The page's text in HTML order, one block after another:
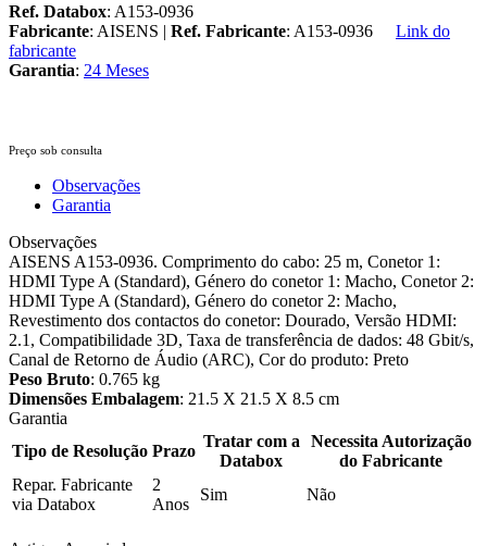
Ref. Databox: A153-0936
Fabricante: AISENS | Ref. Fabricante: A153-0936
Link do
fabricante
Garantia: 24 Meses
Preço sob consulta
Observações
Garantia
Observações
AISENS A153-0936. Comprimento do cabo: 25 m, Conetor 1:
HDMI Type A (Standard), Género do conetor 1: Macho, Conetor 2:
HDMI Type A (Standard), Género do conetor 2: Macho,
Revestimento dos contactos do conetor: Dourado, Versão HDMI:
2.1, Compatibilidade 3D, Taxa de transferência de dados: 48 Gbit/s,
Canal de Retorno de Áudio (ARC), Cor do produto: Preto
Peso Bruto: 0.765 kg
Dimensões Embalagem: 21.5 X 21.5 X 8.5 cm
Garantia
Tipo de Resolução Prazo
Tratar com a
Databox
Necessita Autorização
do Fabricante
Repar. Fabricante
via Databox
2
Anos
Sim Não